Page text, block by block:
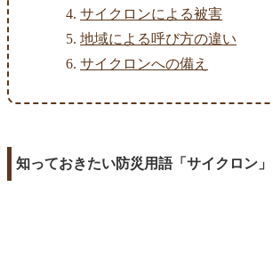
サイクロンによる被害
地域による呼び方の違い
サイクロンへの備え
知っておきたい防災用語「サイクロン」